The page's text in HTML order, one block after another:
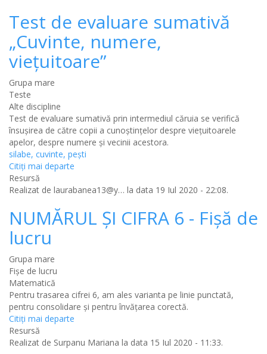
Test de evaluare sumativă
„Cuvinte, numere,
viețuitoare”
Grupa mare
Teste
Alte discipline
Test de evaluare sumativă prin intermediul căruia se verifică
însușirea de către copii a cunoștințelor despre viețuitoarele
apelor, despre numere și vecinii acestora.
silabe, cuvinte, pești
Citiţi mai departe
Resursă
Realizat de laurabanea13@y… la data 19 Iul 2020 - 22:08.
NUMĂRUL ȘI CIFRA 6 - Fișă de
lucru
Grupa mare
Fișe de lucru
Matematică
Pentru trasarea cifrei 6, am ales varianta pe linie punctată,
pentru consolidare și pentru învățarea corectă.
Citiţi mai departe
Resursă
Realizat de Surpanu Mariana la data 15 Iul 2020 - 11:33.